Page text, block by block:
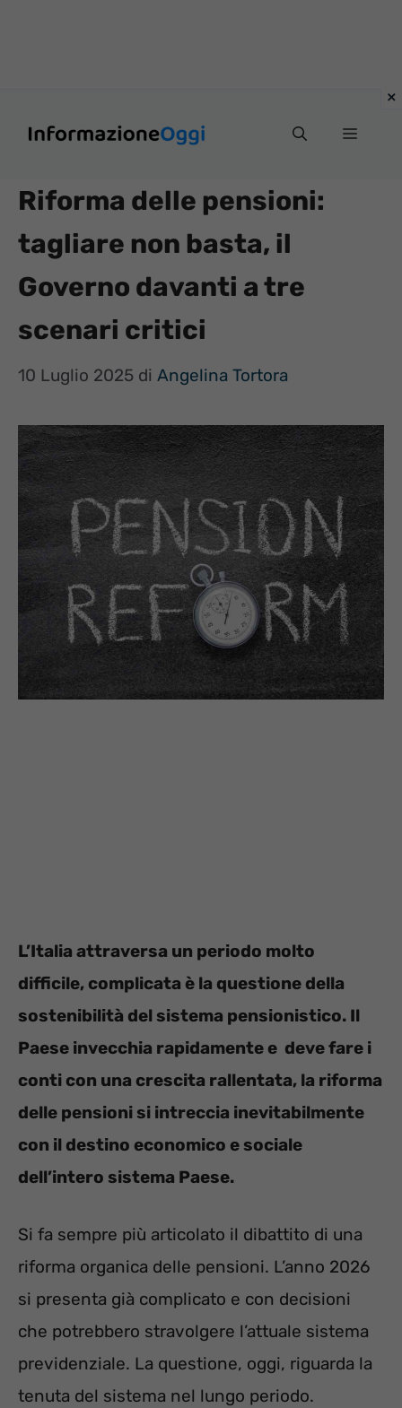
Menu
Riforma delle pensioni:
tagliare non basta, il
Governo davanti a tre
scenari critici
10 Luglio 2025 di Angelina Tortora
L’Italia attraversa un periodo molto
difficile, complicata è la questione della
sostenibilità del sistema pensionistico. Il
Paese invecchia rapidamente e deve fare i
conti con una crescita rallentata, la riforma
delle pensioni si intreccia inevitabilmente
con il destino economico e sociale
dell’intero sistema Paese.
Si fa sempre più articolato il dibattito di una
riforma organica delle pensioni. L’anno 2026
si presenta già complicato e con decisioni
che potrebbero stravolgere l’attuale sistema
previdenziale. La questione, oggi, riguarda la
tenuta del sistema nel lungo periodo.